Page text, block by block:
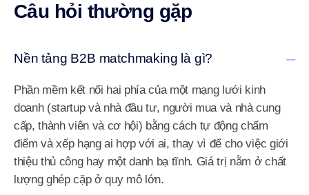
Câu hỏi thường gặp
Nền tảng B2B matchmaking là gì? –
Phần mềm kết nối hai phía của một mạng lưới kinh
doanh (startup và nhà đầu tư, người mua và nhà cung
cấp, thành viên và cơ hội) bằng cách tự động chấm
điểm và xếp hạng ai hợp với ai, thay vì để cho việc giới
thiệu thủ công hay một danh bạ tĩnh. Giá trị nằm ở chất
lượng ghép cặp ở quy mô lớn.